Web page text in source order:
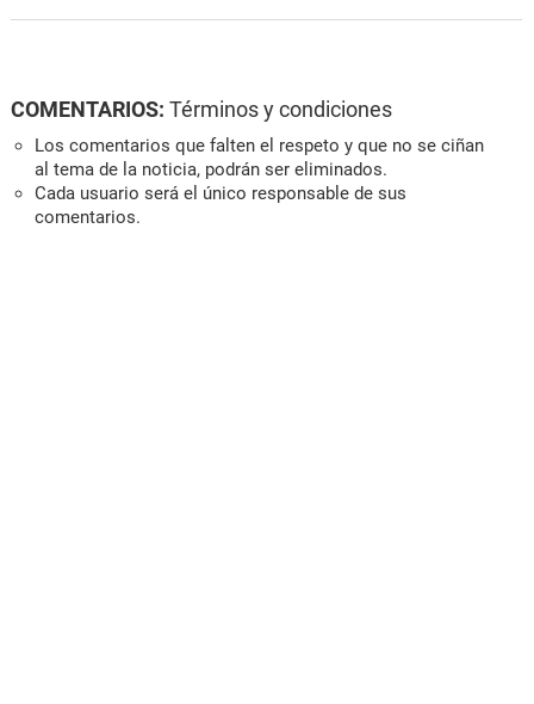
COMENTARIOS: Términos y condiciones
Los comentarios que falten el respeto y que no se ciñan
al tema de la noticia, podrán ser eliminados.
Cada usuario será el único responsable de sus
comentarios.